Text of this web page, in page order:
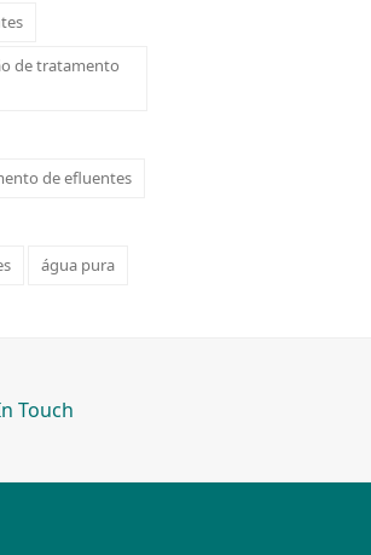
de tratamento
de efluentes
água pura
Touch